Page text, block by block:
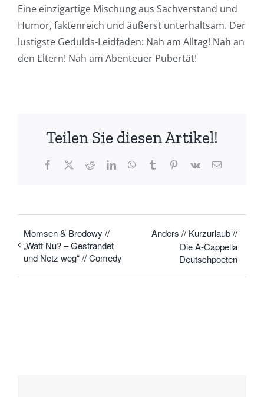
Eine einzigartige Mischung aus Sachverstand und
Humor, faktenreich und äußerst unterhaltsam. Der
lustigste Gedulds-Leidfaden: Nah am Alltag! Nah an
den Eltern! Nah am Abenteuer Pubertät!
Teilen Sie diesen Artikel!
Facebook
X RedditLinkedInWhatsApp
TumblrPinterest
Vk
E-
Momsen & Brodowy //
„Watt Nu? – Gestrandet
und Netz weg“ // Comedy
Anders // Kurzurlaub //
Die A-Cappella
Deutschpoeten